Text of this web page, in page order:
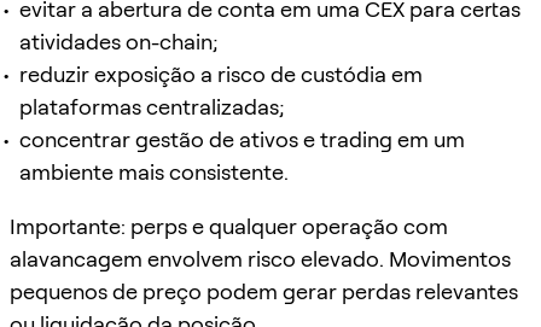
evitar a abertura de conta em uma CEX para certas
atividades on-chain;
reduzir exposição a risco de custódia em
plataformas centralizadas;
concentrar gestão de ativos e trading em um
ambiente mais consistente.
Importante: perps e qualquer operação com
alavancagem envolvem risco elevado. Movimentos
pequenos de preço podem gerar perdas relevantes